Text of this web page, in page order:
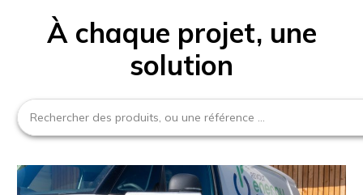
À chaque projet, une
solution